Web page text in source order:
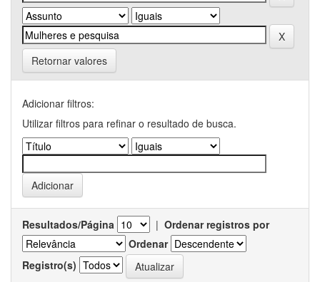
Retornar valores
Adicionar filtros:
Utilizar filtros para refinar o resultado de busca.
Resultados/Página | Ordenar registros por
Ordenar
Registro(s)